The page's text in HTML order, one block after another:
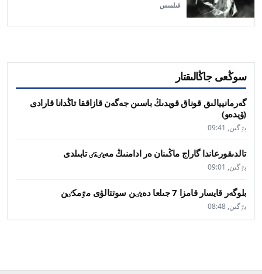
قىلمىس
سوڭعى جاڭالىقتار
گەرمانييالىق قوناق قويدىڭ باسىن جەگەن قازاققا تاڭدانا قارادى
(ۆيدەو)
بٷگىن, 09:41
تالدىقورعاندا گاراج ماڭىنان ەر ادامنىڭ مەيٸتٸ تابىلدى
بٷگىن, 09:01
بلوگەر قايسار قامزا 7 جىلعا دەيٸن سوتتالۋى مٷمكٸن
بٷگىن, 08:48